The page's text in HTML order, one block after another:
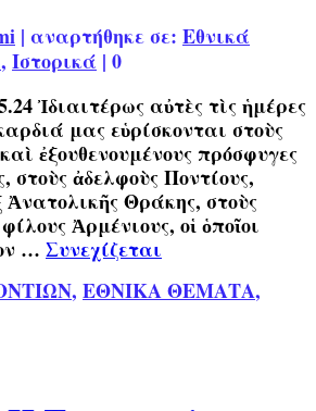
| αναρτήθηκε σε: Εθνικά
, Ιστορικά | 0
αὐτὲς τὶς ἡμέρες
μας εὑρίσκονται στοὺς
ἐξουθενουμένους πρόσφυγες
στοὺς ἀδελφοὺς Ποντίους,
Ἀνατολικῆς Θράκης, στοὺς
Ἀρμένιους, οἱ ὁποῖοι
… Συνεχίζεται
, ΕΘΝΙΚΑ ΘΕΜΑΤΑ,